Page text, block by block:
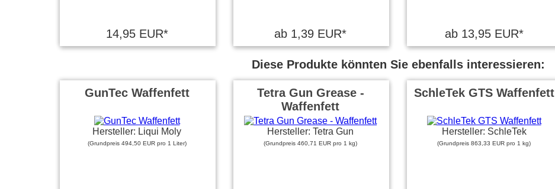
14,95 EUR* ab 1,39 EUR* ab 13,95 EUR*
Diese Produkte könnten Sie ebenfalls interessieren:
GunTec Waffenfett
Hersteller: Liqui Moly
(Grundpreis 494,50 EUR pro 1 Liter)
Tetra Gun Grease -
Waffenfett
Hersteller: Tetra Gun
(Grundpreis 460,71 EUR pro 1 kg)
SchleTek GTS Waffenfett
Hersteller: SchleTek
(Grundpreis 863,33 EUR pro 1 kg)